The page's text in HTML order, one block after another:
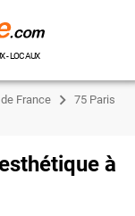
- LOCAUX
France
75 Paris
à